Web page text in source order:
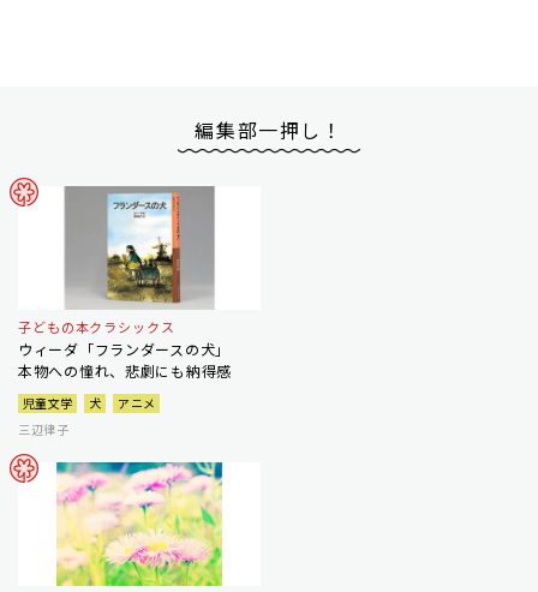
編集部一押し！
子どもの本クラシックス
ウィーダ「フランダースの犬」
本物への憧れ、悲劇にも納得感
児童文学 犬
アニメ
三辺律子